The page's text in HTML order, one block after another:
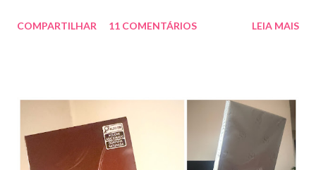
uma consulta com o dermatologista) O Ilosone é um antibiótico
aplico sobre a acne ( geralmente uso a noite). Informação do
produto: ILOSONE TÓPICO SOLUÇÃO (eritromicina) é um
antibiótico de amplo espectro produzido por uma cepa de
COMPARTILHAR 11 COMENTÁRIOS LEIA MAIS